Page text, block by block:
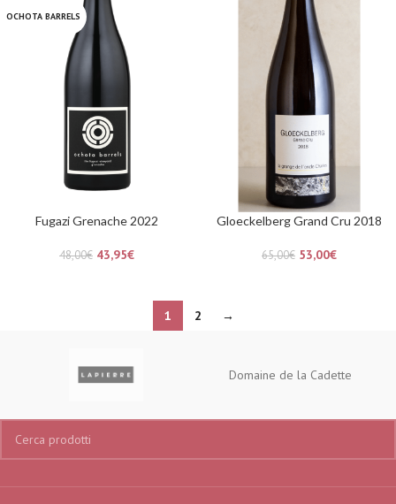
OCHOTA BARRELS
Fugazi Grenache 2022
48,00€ 43,95€
Gloeckelberg Grand Cru 2018
65,00€ 53,00€
1 2 →
Domaine de la Cadette